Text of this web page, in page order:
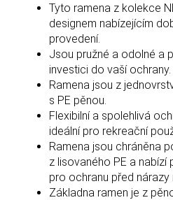
Tyto ramena z kolekce
designem nabízejícím
provedení.
Jsou pružné a odolné a
investici do vaší ochrany.
Ramena jsou z
s PE pěnou.
Flexibilní a spolehlivá
ideální pro rekreační
Ramena jsou chráněna
z lisovaného PE a nabízí
pro ochranu před nárazy
Základna ramen je z